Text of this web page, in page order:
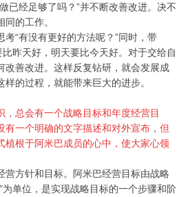
已经足够了吗？”并不断改善改进。决不
的工作。
“有没有更好的方法呢？”同时，带
比昨天好，明天要比今天好。对于交给自
改善改进。这样反复钻研，就会发展成
的过程，就能带来巨大的进步。
，总会有一个战略目标和年度经营目
有一个明确的文字描述和对外宣布，但
植根于阿米巴成员的心中，使大家心领
营方针和目标。阿米巴经营目标由战略
为单位，是实现战略目标的一个步骤和阶